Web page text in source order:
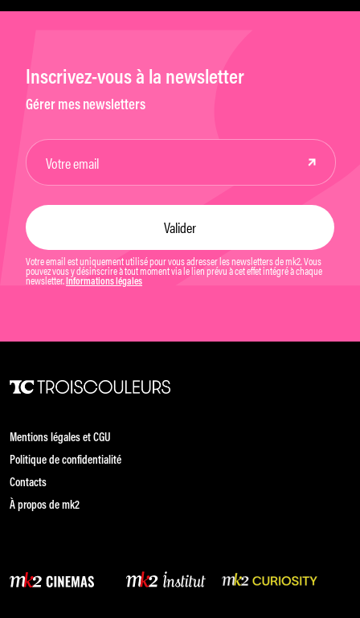
Inscrivez-vous à la newsletter
Gérer mes newsletters
Votre email est uniquement utilisé pour vous adresser les newsletters de mk2. Vous
pouvez vous y désinscrire à tout moment via le lien prévu à cet effet intégré à chaque
newsletter. Informations légales
Mentions légales et CGU
Politique de confidentialité
Contacts
À propos de mk2